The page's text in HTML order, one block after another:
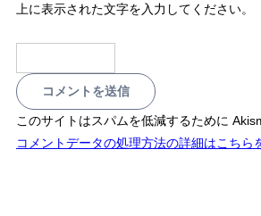
上に表示された文字を入力してください。
このサイトはスパムを低減するために
コメントデータの処理方法の詳細はこちら